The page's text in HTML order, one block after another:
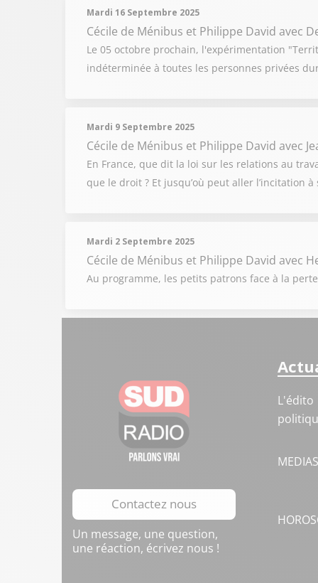
Mardi 16 Septembre 2025
Cécile de Ménibus et Philippe David avec
Le 05 octobre prochain, l'expérimentation
indéterminée à toutes les personnes privées
Mardi 9 Septembre 2025
Cécile de Ménibus et Philippe David avec
En France, que dit la loi sur les relations au
que le droit ? Et jusqu’où peut aller l’incitation
Mardi 2 Septembre 2025
Cécile de Ménibus et Philippe David avec
Au programme, les petits patrons face à la
Contactez nous
Un message, une question,
une réaction, écrivez nous !
L'édito
MEDIAS